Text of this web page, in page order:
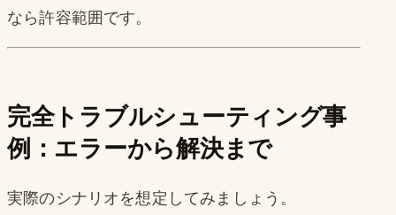
なら許容範囲です。
完全トラブルシューティング事
例：エラーから解決まで
実際のシナリオを想定してみましょう。